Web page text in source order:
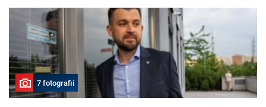
7 fotografií